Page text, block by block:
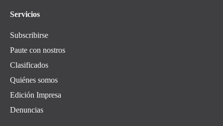
Servicios
Subscribirse
Paute con nostros
Clasificados
Quiénes somos
Edición Impresa
Denuncias